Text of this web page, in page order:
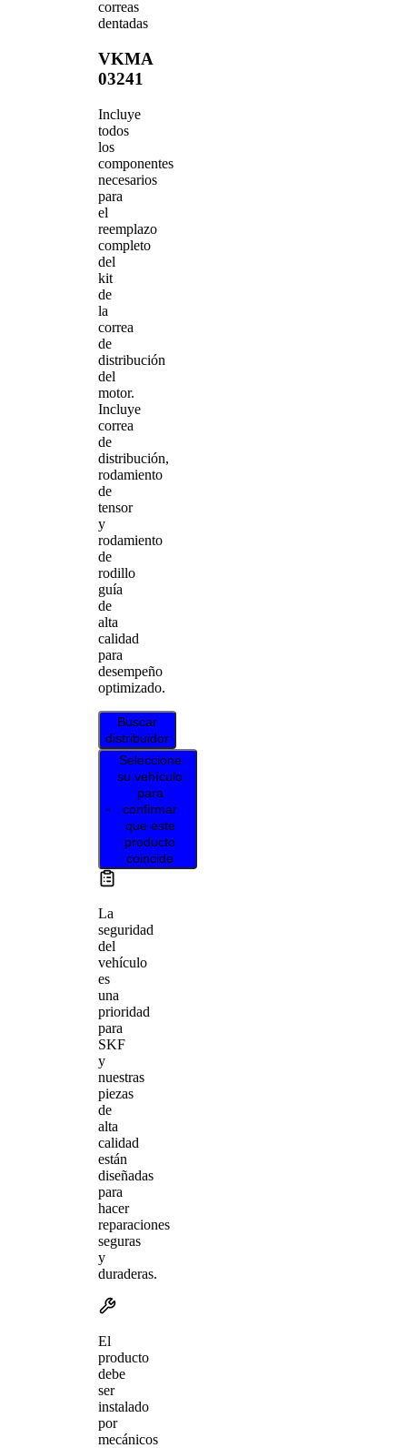
correas
dentadas
VKMA
03241
Incluye
todos
los
componentes
necesarios
para
el
reemplazo
completo
del
kit
de
la
correa
de
distribución
del
motor.
Incluye
correa
de
distribución,
rodamiento
de
tensor
y
rodamiento
de
rodillo
guía
de
alta
calidad
para
desempeño
optimizado.
Buscar
distribuidor
Seleccione
su vehículo
para
confirmar
que este
producto
coincide
La
seguridad
del
vehículo
es
una
prioridad
para
SKF
y
nuestras
piezas
de
alta
calidad
están
diseñadas
para
hacer
reparaciones
seguras
y
duraderas.
El
producto
debe
ser
instalado
por
mecánicos